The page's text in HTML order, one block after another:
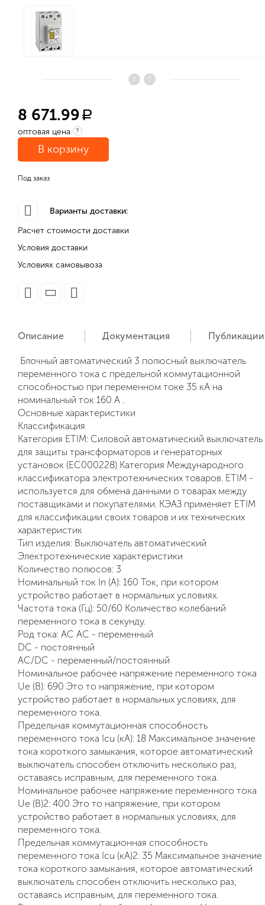
8 671.99 a
оптовая цена ?
В корзину
Под заказ
Варианты доставки:
Расчет стоимости доставки
Условия доставки
Условиях самовывоза
Описание Документация Публикации
Блочный автоматический 3 полюсный выключатель
переменного тока с предельной коммутационной
способностью при переменном токе 35 кА на
номинальный ток 160 А .
Основные характеристики
Классификация
Категория ETIM: Силовой автоматический выключатель
для защиты трансформаторов и генераторных
установок (EC000228) Категория Международного
классификатора электротехнических товаров. ETIM -
используется для обмена данными о товарах между
поставщиками и покупателями. КЭАЗ применяет ETIM
для классификации своих товаров и их технических
характеристик
Тип изделия: Выключатель автоматический
Электротехнические характеристики
Количество полюсов: 3
Номинальный ток In (А): 160 Ток, при котором
устройство работает в нормальных условиях.
Частота тока (Гц): 50/60 Количество колебаний
переменного тока в секунду.
Род тока: AC AC - переменный
DC - постоянный
AC/DC - переменный/постоянный
Номинальное рабочее напряжение переменного тока
Ue (В): 690 Это то напряжение, при котором
устройство работает в нормальных условиях, для
переменного тока.
Предельная коммутационная способность
переменного тока Icu (кА): 18 Максимальное значение
тока короткого замыкания, которое автоматический
выключатель способен отключить несколько раз,
оставаясь исправным, для переменного тока.
Номинальное рабочее напряжение переменного тока
Ue (В)2: 400 Это то напряжение, при котором
устройство работает в нормальных условиях, для
переменного тока.
Предельная коммутационная способность
переменного тока Icu (кА)2: 35 Максимальное значение
тока короткого замыкания, которое автоматический
выключатель способен отключить несколько раз,
оставаясь исправным, для переменного тока.